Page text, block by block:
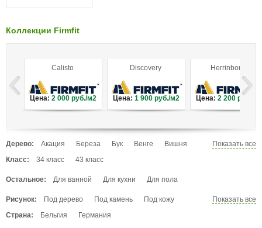
Коллекции Firmfit
Calisto
Цена: 2 000 руб./м2
Discovery
Цена: 1 900 руб./м2
Herrinbone
Цена: 2 200 руб./м2
Дерево: Акация Береза Бук Венге
Вишня
Вяз
Гевея Груша
Мербау
Орех Палисандр
Пекан
Сосна
Тис
Показать все
Класс:
34 класс 43 класс
Остальное: Для ванной Для кухни Для пола
Рисунок: Под дерево Под камень
Под кожу
Под мрамор
Под плитку
Показать все
Страна:
Бельгия Германия